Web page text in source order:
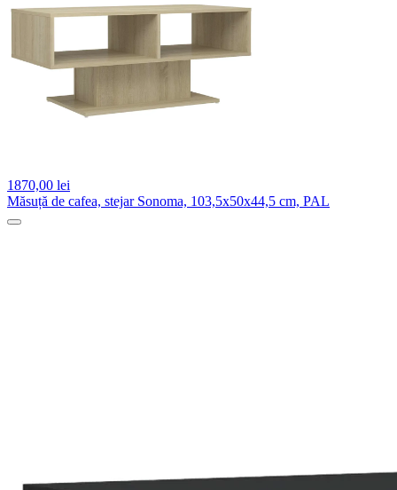
1870,00 lei
Măsuță de cafea, stejar Sonoma, 103,5x50x44,5 cm, PAL